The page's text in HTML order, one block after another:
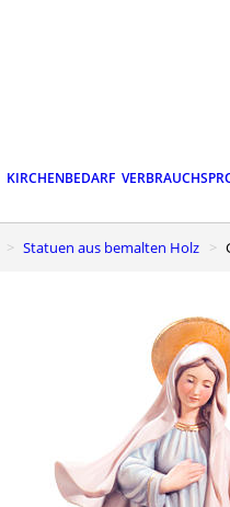
KIRCHENBEDARF
Statuen aus bemalten Holz